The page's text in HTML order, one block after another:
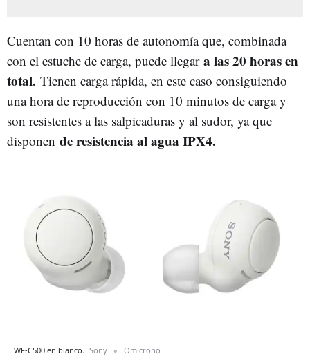
Cuentan con 10 horas de autonomía que, combinada
con el estuche de carga, puede llegar a las 20 horas en
total. Tienen carga rápida, en este caso consiguiendo
una hora de reproducción con 10 minutos de carga y
son resistentes a las salpicaduras y al sudor, ya que
disponen de resistencia al agua IPX4.
WF-C500 en blanco. Sony Omicrono